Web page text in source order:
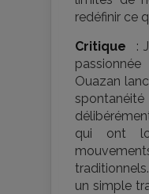
redéfinir ce
Critique
:
Ouazan
qui ont
un simple